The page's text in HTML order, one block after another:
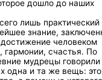
дошло до наших
лишь практический
знание,
человеком
гармонии, счастья. По
мудрецы
одна и та же вещь: